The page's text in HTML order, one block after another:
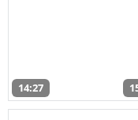
14:27